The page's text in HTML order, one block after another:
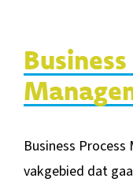
Business
vakgebied dat